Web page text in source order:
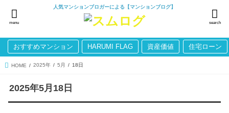
人気マンションブロガーによる【マンションブログ】
search
menu
おすすめマンション HARUMI FLAG 資産価値 住宅ローン
HOME 2025年 5月 18日
2025年5月18日